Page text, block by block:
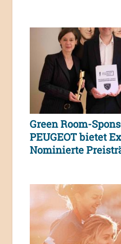
Green Room-
PEUGEOT bietet
Nominierte